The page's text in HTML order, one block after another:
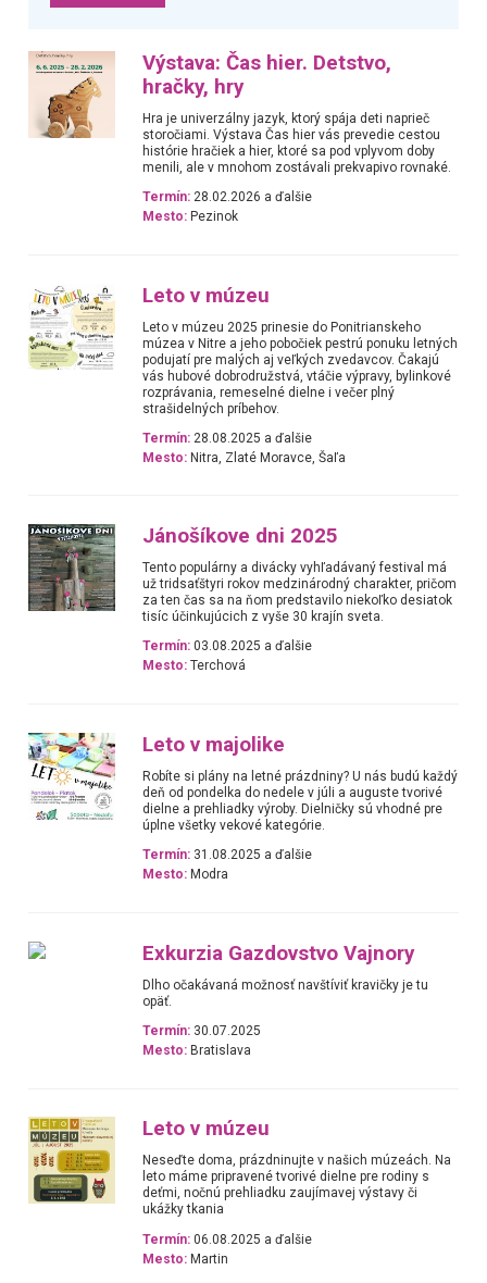
Výstava: Čas hier. Detstvo,
hračky, hry
Hra je univerzálny jazyk, ktorý spája deti naprieč
storočiami. Výstava Čas hier vás prevedie cestou
histórie hračiek a hier, ktoré sa pod vplyvom doby
menili, ale v mnohom zostávali prekvapivo rovnaké.
Termín: 28.02.2026 a ďalšie
Mesto: Pezinok
Leto v múzeu
Leto v múzeu 2025 prinesie do Ponitrianskeho
múzea v Nitre a jeho pobočiek pestrú ponuku letných
podujatí pre malých aj veľkých zvedavcov. Čakajú
vás hubové dobrodružstvá, vtáčie výpravy, bylinkové
rozprávania, remeselné dielne i večer plný
strašidelných príbehov.
Termín: 28.08.2025 a ďalšie
Mesto: Nitra, Zlaté Moravce, Šaľa
Jánošíkove dni 2025
Tento populárny a divácky vyhľadávaný festival má
už tridsaťštyri rokov medzinárodný charakter, pričom
za ten čas sa na ňom predstavilo niekoľko desiatok
tisíc účinkujúcich z vyše 30 krajín sveta.
Termín: 03.08.2025 a ďalšie
Mesto: Terchová
Leto v majolike
Robíte si plány na letné prázdniny? U nás budú každý
deň od pondelka do nedele v júli a auguste tvorivé
dielne a prehliadky výroby. Dielničky sú vhodné pre
úplne všetky vekové kategórie.
Termín: 31.08.2025 a ďalšie
Mesto: Modra
Exkurzia Gazdovstvo Vajnory
Dlho očakávaná možnosť navštíviť kravičky je tu
opäť.
Termín: 30.07.2025
Mesto: Bratislava
Leto v múzeu
Neseďte doma, prázdninujte v našich múzeách. Na
leto máme pripravené tvorivé dielne pre rodiny s
deťmi, nočnú prehliadku zaujímavej výstavy či
ukážky tkania
Termín: 06.08.2025 a ďalšie
Mesto: Martin